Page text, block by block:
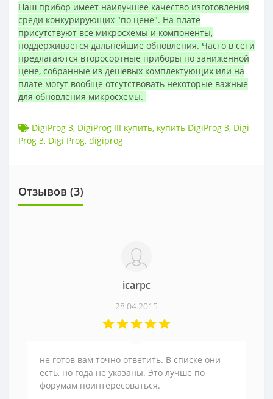
Наш прибор имеет наилучшее качество изготовления
среди конкурирующих "по цене". На плате
присутствуют все микросхемы и компоненты,
поддерживается дальнейшие обновления. Часто в сети
предлагаются второсортные приборы по заниженной
цене, собранные из дешевых комплектующих или на
плате могут вообще отсутствовать некоторые важные
для обновления микросхемы.
DigiProg 3, DigiProg III купить, купить DigiProg 3, Digi
Prog 3, Digi Prog, digiprog
Отзывов (3)
icarpc
28.04.2015
не готов вам точно ответить. В списке они
есть, но года не указаны. Это лучше по
форумам поинтересоваться.